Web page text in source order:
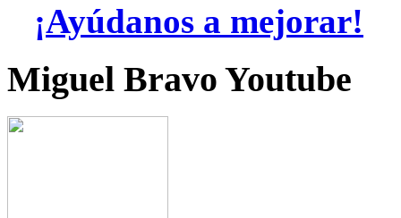
¡Ayúdanos a mejorar!
Miguel Bravo Youtube